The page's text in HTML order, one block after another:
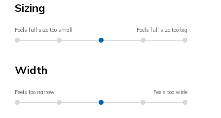
Sizing
Feels full size too small Feels full size too big
Width
Feels too narrow Feels too wide